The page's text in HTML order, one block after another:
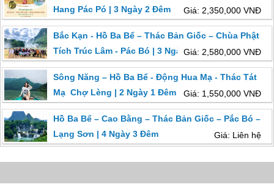
Hang Pác Pó | 3 Ngày 2 Đêm
Giá: 2,350,000 VNĐ
Bắc Kạn - Hồ Ba Bể – Thác Bản Giốc – Chùa Phật
Tích Trúc Lâm - Pác Bó | 3 Ngày 2 ĐêmGiá: 2,580,000 VNĐ
Sông Năng – Hồ Ba Bể - Động Hua Mạ - Thác Tát
Mạ Chợ Lèng | 2 Ngày 1 Đêm
Giá: 1,550,000 VNĐ
Hồ Ba Bể – Cao Bằng – Thác Bản Giốc – Pắc Bó –
Lạng Sơn | 4 Ngày 3 Đêm
Giá: Liên hệ